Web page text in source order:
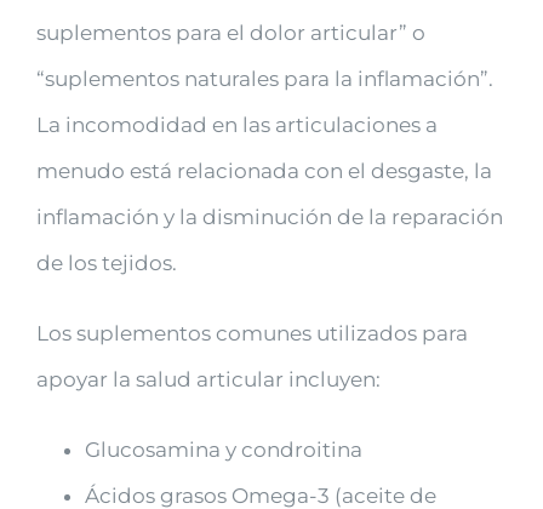
suplementos para el dolor articular” o
“suplementos naturales para la inflamación”.
La incomodidad en las articulaciones a
menudo está relacionada con el desgaste, la
inflamación y la disminución de la reparación
de los tejidos.
Los suplementos comunes utilizados para
apoyar la salud articular incluyen:
Glucosamina y condroitina
Ácidos grasos Omega-3 (aceite de